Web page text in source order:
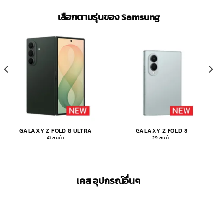
เลือกตามรุ่นของ Samsung
GALAXY Z FOLD 8 ULTRA
41 สินค้า
GALAXY Z FOLD 8
29 สินค้า
เคส อุปกรณ์อื่นๆ